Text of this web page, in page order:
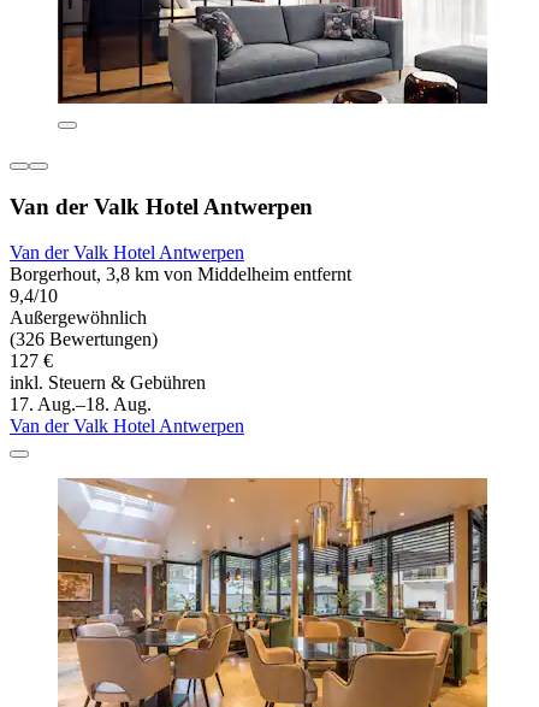
Van der Valk Hotel Antwerpen
Van der Valk Hotel Antwerpen
Borgerhout, 3,8 km von Middelheim entfernt
9,4/10
Außergewöhnlich
(326 Bewertungen)
127 €
inkl. Steuern & Gebühren
17. Aug.–18. Aug.
Van der Valk Hotel Antwerpen